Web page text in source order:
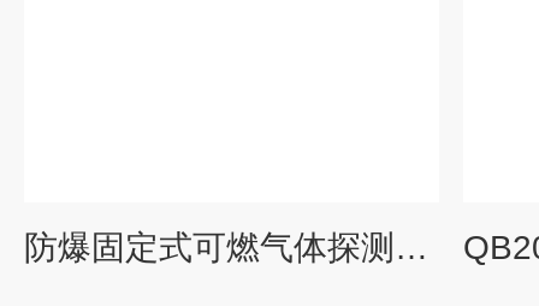
防爆固定式可燃气体探测器乙酸乙酯甲苯检测仪